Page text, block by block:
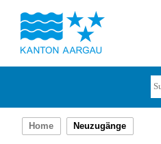
Home Neuzugänge